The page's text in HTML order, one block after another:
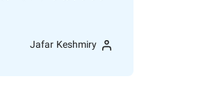
Jafar Keshmiry